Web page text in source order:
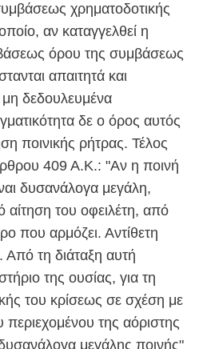
χρηματοδοτικής
αν καταγγελθεί η
όρου της συμβάσεως
απαιτητά και
δεδουλευμένα
δε ο όρος αυτός
ποινικής ρήτρας. Τέλος
409 Α.Κ.: "Αν η ποινή
δυσανάλογα μεγάλη,
αίτηση του οφειλέτη, από
που αρμόζει. Αντίθετη
Από τη διάταξη αυτή
της ουσίας, για τη
του κρίσεως σε σχέση με
της αόριστης
μεγάλης ποινής"